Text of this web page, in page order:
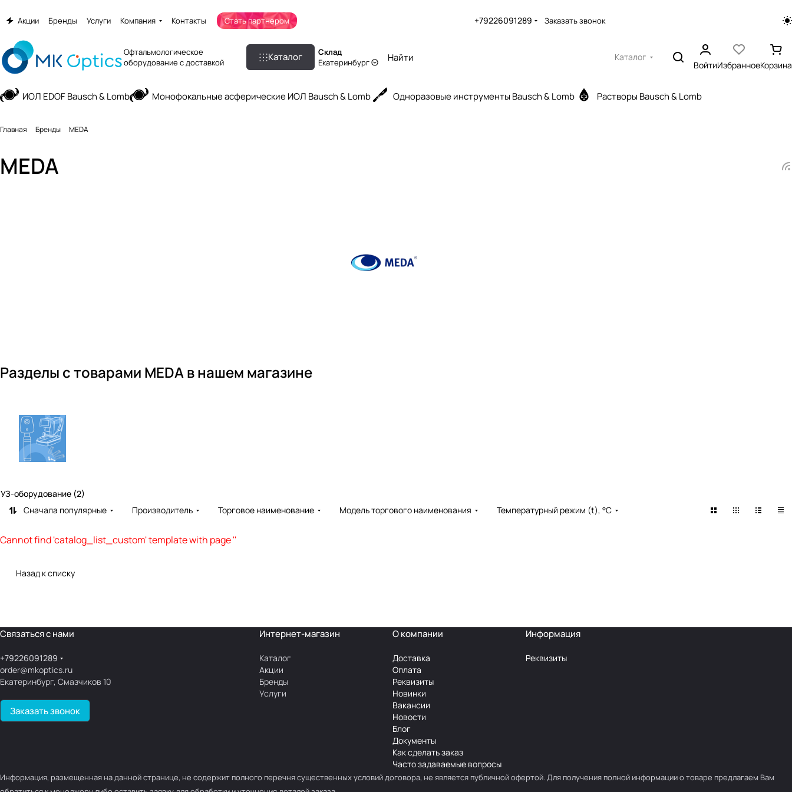
Акции Бренды Услуги Компания Контакты Стать партнером +79226091289 Заказать звонок
Офтальмологическое
оборудование с доставкой
Каталог
Склад
Екатеринбург
Каталог
ВойтиИзбранноеКорзина
ИОЛ EDOF Bausch & Lomb Монофокальные асферические ИОЛ Bausch & Lomb Одноразовые инструменты Bausch & Lomb Растворы Bausch & Lomb
Главная Бренды MEDA
MEDA
Разделы с товарами MEDA в нашем магазине
УЗ-оборудование (2)
Сначала популярные
Производитель Торговое наименование Модель торгового наименования Температурный режим (t), °С
Cannot find 'catalog_list_custom' template with page ''
Назад к списку
Связаться с нами
+79226091289
order@mkoptics.ru
Екатеринбург, Смазчиков 10
Заказать звонок
Интернет-магазин
Каталог
Акции
Бренды
Услуги
О компании
Доставка
Оплата
Реквизиты
Новинки
Вакансии
Новости
Блог
Документы
Как сделать заказ
Часто задаваемые вопросы
Информация
Реквизиты
Информация, размещенная на данной странице, не содержит полного перечня существенных условий договора, не является публичной офертой. Для получения полной информации о товаре предлагаем Вам